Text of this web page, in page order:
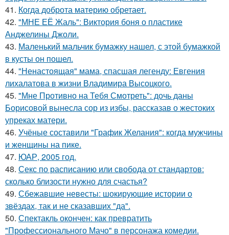
41. Когда доброта материю обретает.
42. "МНЕ ЕЁ Жаль": Виктория боня о пластике
Анджелины Джоли.
43. Маленький мальчик бумажку нашел, с этой бумажкой
в кусты он пошел.
44. "Ненастоящая" мама, спасшая легенду: Евгения
лихалатова в жизни Владимира Высоцкого.
45. "Мне Противно на Тебя Смотреть": дочь даны
Борисовой вынесла сор из избы, рассказав о жестоких
упреках матери.
46. Учёные составили "График Желания": когда мужчины
и женщины на пике.
47. ЮАР, 2005 год.
48. Секс по расписанию или свобода от стандартов:
сколько близости нужно для счастья?
49. Сбежавшие невесты: шокирующие истории о
звёздах, так и не сказавших "да".
50. Спектакль окончен: как превратить
"Профессионального Мачо" в персонажа комедии.